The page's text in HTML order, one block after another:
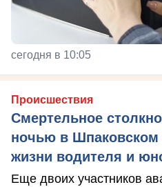
сегодня в 10:05
Происшествия
Смертельное
ночью в Шпаковском
жизни водителя и
Еще двоих участников